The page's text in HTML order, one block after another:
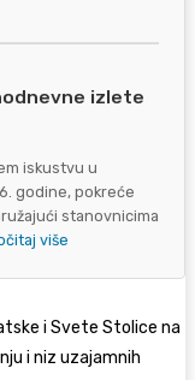
izlete
iskustvu u
godine, pokreće
stanovnicima
više
i Svete Stolice na
i niz uzajamnih